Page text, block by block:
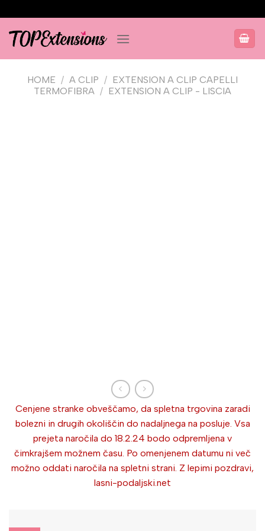
ai
contenuti
HOME / A CLIP / EXTENSION A CLIP CAPELLI
TERMOFIBRA / EXTENSION A CLIP - LISCIA
Cenjene stranke obveščamo, da spletna trgovina zaradi
bolezni in drugih okoliščin do nadaljnega na posluje. Vsa
prejeta naročila do 18.2.24 bodo odpremljena v
čimkrajšem možnem času. Po omenjenem datumu ni več
možno oddati naročila na spletni strani. Z lepimi pozdravi,
lasni-podaljski.net